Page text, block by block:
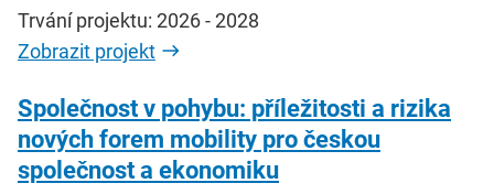
Trvání projektu: 2026 - 2028
Zobrazit projekt
Společnost v pohybu: příležitosti a rizika
nových forem mobility pro českou
společnost a ekonomiku